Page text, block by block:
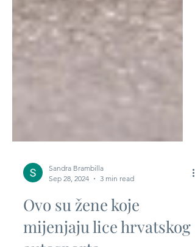
Sandra Brambilla
Sep 28, 2024
3 min read